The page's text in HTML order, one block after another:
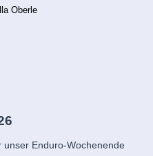
Oberle
Enduro-Wochenende